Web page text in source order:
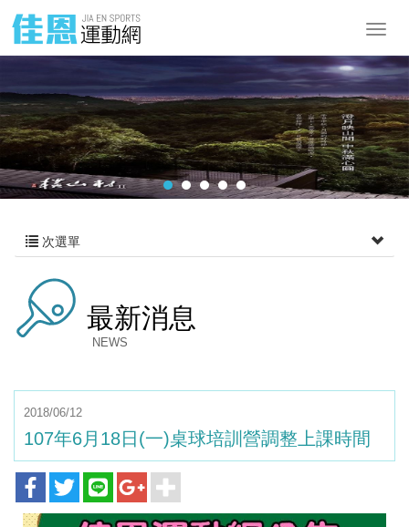
次選單
最新消息
NEWS
2018/06/12
107年6月18日(一)桌球培訓營調整上課時間